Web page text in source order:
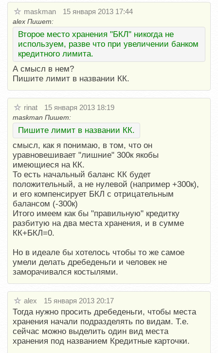
maskman 15 января 2013 17:44
alex Пишет:
Второе место хранения "БКЛ" никогда не
используем, разве что при увеличении банком
кредитного лимита.
А смысл в нем?
Пишите лимит в названии КК.
rinat 15 января 2013 18:19
maskman Пишет:
Пишите лимит в названии КК.
смысл, как я понимаю, в том, что он
уравновешивает "лишние" 300к якобы
имеющиеся на КК.
То есть начальный баланс КК будет
положительный, а не нулевой (например +300к),
и его компенсирует БКЛ с отрицательным
балансом (-300к)
Итого имеем как бы "правильную" кредитку
разбитую на два места хранения, и в сумме
КК+БКЛ=0.
Но в идеале бы хотелось чтобы то же самое
умели делать дребеденьги и человек не
заморачивался костылями.
alex 15 января 2013 20:17
Тогда нужно просить дребеденьги, чтобы места
хранения начали подразделять по видам. Т.е.
сейчас можно выделить один вид места
хранения под названием Кредитные карточки.